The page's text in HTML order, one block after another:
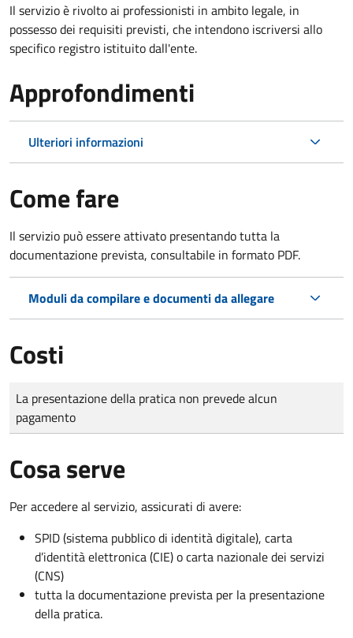
Il servizio è rivolto ai professionisti in ambito legale, in
possesso dei requisiti previsti, che intendono iscriversi allo
specifico registro istituito dall'ente.
Approfondimenti
Ulteriori informazioni
Come fare
Il servizio può essere attivato presentando tutta la
documentazione prevista, consultabile in formato PDF.
Moduli da compilare e documenti da allegare
Costi
Tipo di pagamento
Importo
La presentazione della pratica non prevede alcun
pagamento
Cosa serve
Per accedere al servizio, assicurati di avere:
SPID (sistema pubblico di identità digitale), carta
d’identità elettronica (CIE) o carta nazionale dei servizi
(CNS)
tutta la documentazione prevista per la presentazione
della pratica.